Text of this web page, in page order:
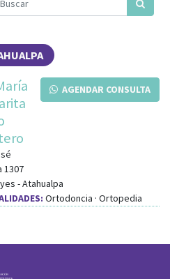
AGENDAR CONSULTA
1307
-Atahualpa
Ortodoncia · Ortopedia